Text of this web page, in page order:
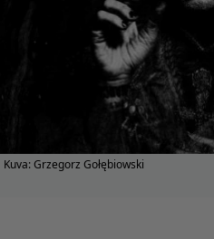
Kuva: Grzegorz Gołębiowski